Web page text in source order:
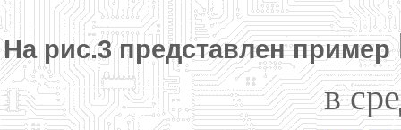
На рис.3 представлен пример
в